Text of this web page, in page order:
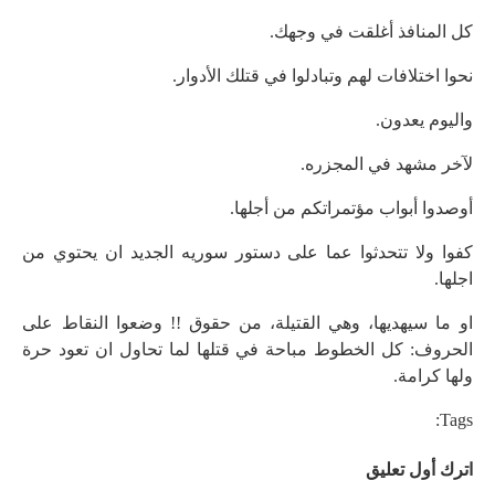
كل المنافذ أغلقت في وجهك.
نحوا اختلافات لهم وتبادلوا في قتلك الأدوار.
واليوم يعدون.
لآخر مشهد في المجزره.
أوصدوا أبواب مؤتمراتكم من أجلها.
كفوا ولا تتحدثوا عما على دستور سوريه الجديد ان يحتوي من
اجلها.
او ما سيهديها، وهي القتيلة، من حقوق !! وضعوا النقاط على
الحروف: كل الخطوط مباحة في قتلها لما تحاول ان تعود حرة
ولها كرامة.
Tags:
اترك أول تعليق